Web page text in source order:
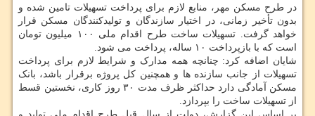
در طرح مسکن مهر، منابع لازم برای پرداخت تسهیلات تامین شده و
بدون تأخیر زمانی، در اختیار سازندگان و تولیدکنندگان مسکن قرار
خواهد گرفت. تسهیلات ساخت طرح اقدام ملی ۱۰۰ میلیون تومان
است که با بازپرداخت ۱۰ ساله، پرداخت می شود.
شایان اضافه کرد: چنانچه همه مدارک و شرایط لازم برای پرداخت
تسهیلات از جانب سازنده ها و همچنین کل پروژه برقرار باشد، بانک
مسکن آمادگی دارد حداکثر ظرف مدت ۳۰ روز کاری، نخستین قسط
از تسهیلات ساخت را بپردازد.